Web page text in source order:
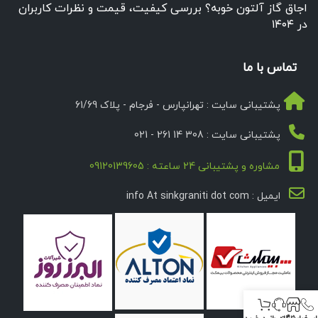
اجاق گاز آلتون خوبه؟ بررسی کیفیت، قیمت و نظرات کاربران
در ۱۴۰۴
تماس با ما
پشتیبانی سایت : تهرانپارس - فرجام - پلاک 61/69
پشتیبانی سایت : 308 14 261 - 021
مشاوره و پشتیبانی 24 ساعته : 09120139605
ایمیل : info At sinkgraniti dot com